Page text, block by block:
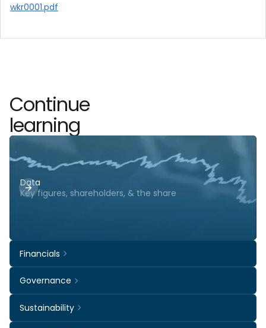
wkr0001.pdf
Continue
learning
Data
Key figures, shareholders, & the share
Financials
Governance
Sustainability